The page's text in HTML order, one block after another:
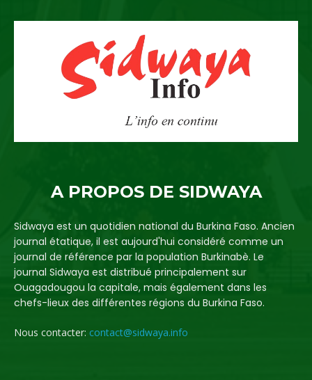
A PROPOS DE SIDWAYA
Sidwaya est un quotidien national du Burkina Faso. Ancien
journal étatique, il est aujourd'hui considéré comme un
journal de référence par la population Burkinabè. Le
journal Sidwaya est distribué principalement sur
Ouagadougou la capitale, mais également dans les
chefs-lieux des différentes régions du Burkina Faso.
Nous contacter: contact@sidwaya.info